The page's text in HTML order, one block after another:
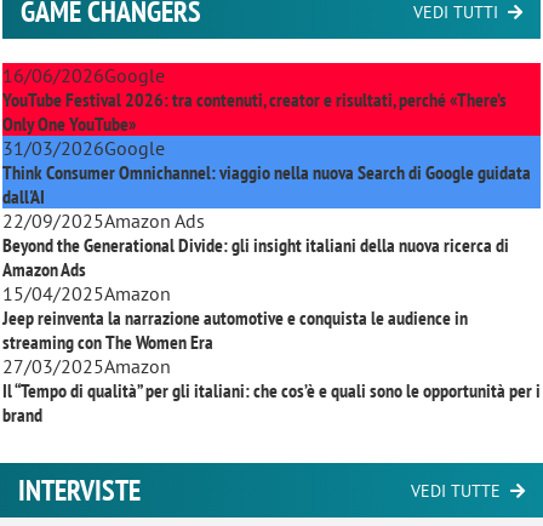
GAME CHANGERS VEDI TUTTI
16/06/2026Google
YouTube Festival 2026: tra contenuti, creator e risultati, perché «There’s
Only One YouTube»
31/03/2026Google
Think Consumer Omnichannel: viaggio nella nuova Search di Google guidata
dall'AI
22/09/2025Amazon Ads
Beyond the Generational Divide: gli insight italiani della nuova ricerca di
Amazon Ads
15/04/2025Amazon
Jeep reinventa la narrazione automotive e conquista le audience in
streaming conThe Women Era
27/03/2025Amazon
Il “Tempo di qualità” per gli italiani: che cos’è e quali sono le opportunità per i
brand
INTERVISTE VEDI TUTTE